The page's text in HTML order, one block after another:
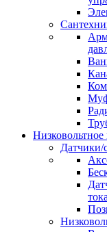
Датчики/